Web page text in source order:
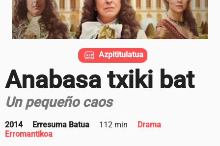
Anabasa txiki bat
Un pequeño caos
2014 Erresuma Batua 112 min
Drama
Erromantikoa
Azpititulatua